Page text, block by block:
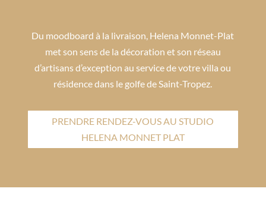
Du moodboard à la livraison, Helena Monnet-Plat
met son sens de la décoration et son réseau
d’artisans d’exception au service de votre villa ou
résidence dans le golfe de Saint-Tropez.
PRENDRE RENDEZ-VOUS AU STUDIO
HELENA MONNET PLAT